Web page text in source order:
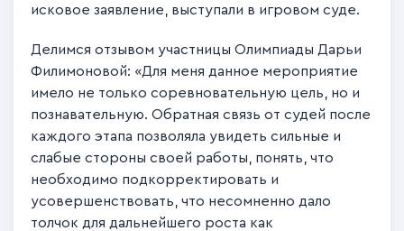
исковое заявление, выступали в игровом суде.
Делимся отзывом участницы Олимпиады Дарьи
Филимоновой: «Для меня данное мероприятие
имело не только соревновательную цель, но и
познавательную. Обратная связь от судей после
каждого этапа позволяла увидеть сильные и
слабые стороны своей работы, понять, что
необходимо подкорректировать и
усовершенствовать, что несомненно дало
толчок для дальнейшего роста как